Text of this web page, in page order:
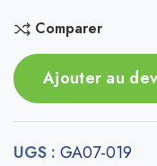
Comparer
Ajouter au
UGS : GA07-019